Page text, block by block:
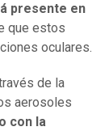
presente en
que estos
oculares.
de la
aerosoles
con la